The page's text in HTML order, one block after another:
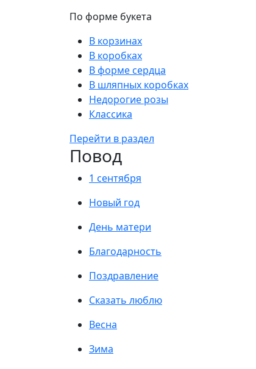
По форме букета
В корзинах
В коробках
В форме сердца
В шляпных коробках
Недорогие розы
Классика
Перейти в раздел
Повод
1 сентября
Новый год
День матери
Благодарность
Поздравление
Сказать люблю
Весна
Зима